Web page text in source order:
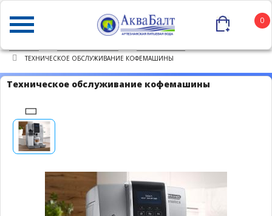
0
ТЕХНИЧЕСКОЕ ОБСЛУЖИВАНИЕ КОФЕМАШИНЫ
Техническое обслуживание кофемашины